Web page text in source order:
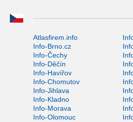
Atlasfirem.info
Info-Brno.cz
Info-Čechy
Info-Děčín
Info-Havířov
Info-Chomutov
Info-Jihlava
Info-Kladno
Info-Morava
Info-Olomouc